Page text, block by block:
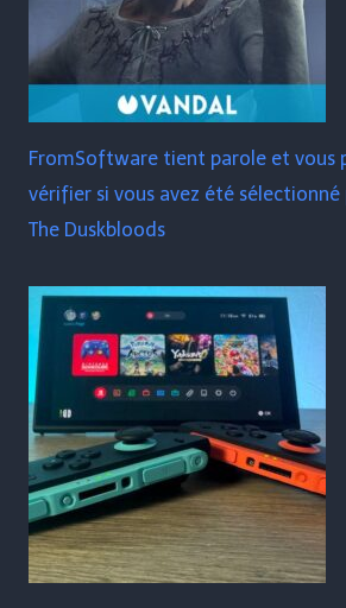
FromSoftware tient parole et vous
vérifier si vous avez été
The Duskbloods